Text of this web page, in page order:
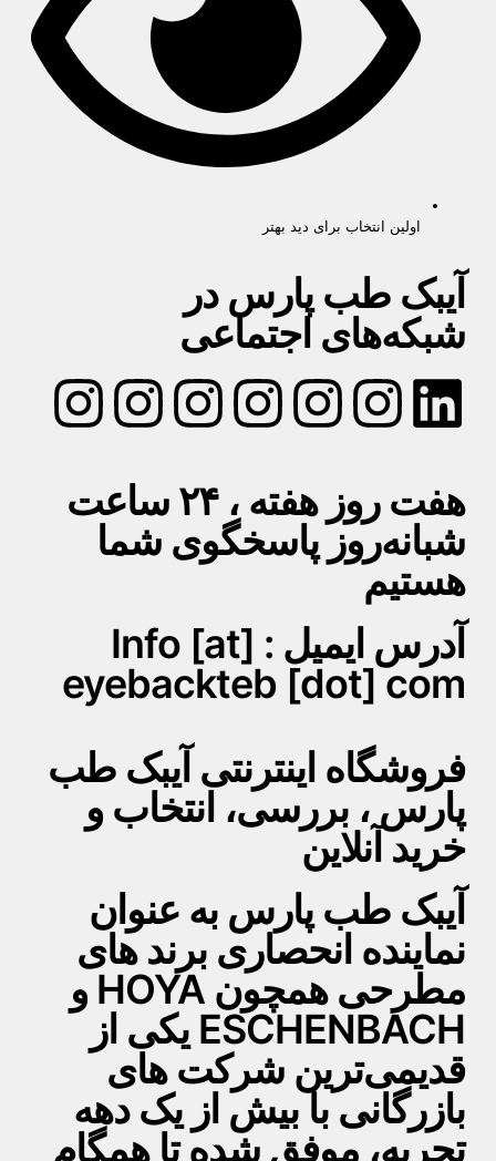
اولین انتخاب برای دید بهتر
آیبک طب پارس در
شبکه‌های اجتماعی
هفت روز هفته ، ۲۴ ساعت
شبانه‌روز پاسخگوی شما
هستیم
آدرس ایمیل : Info [at]
eyebackteb [dot] com
فروشگاه اینترنتی آیبک طب
پارس ، بررسی، انتخاب و
خرید آنلاین
آیبک طب پارس به عنوان
نماینده انحصاری برند های
مطرحی همچون HOYA و
ESCHENBACH یکی از
قدیمی‌ترین شرکت های
بازرگانی با بیش از یک دهه
تجربه، موفق شده تا همگام